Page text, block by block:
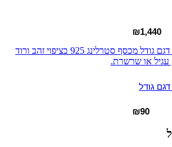
₪1,440
₪90